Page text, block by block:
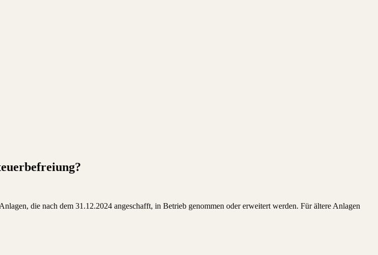
die nach dem 31.12.2024 angeschafft, in Betrieb genommen oder erweitert werden. Für ältere Anlagen